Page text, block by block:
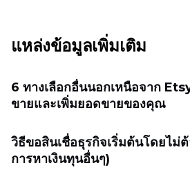
แหล่งข้อมูลเพิ่มเติม
6 ทางเลือกอื่นนอกเหนือจาก
ขายและเพิ่มยอดขายของคุณ
วิธีขอสินเชื่อธุรกิจเริ่มต้นโดยไม่
การหาเงินทุนอื่นๆ)